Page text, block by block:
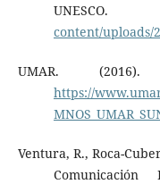
content/uploads/
UMAR.
https://
Ventura, R., Roca-